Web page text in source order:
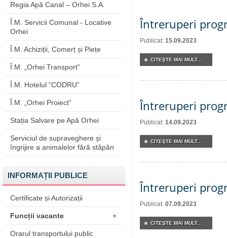
Regia Apă Canal – Orhei S.A.
Î.M. Servicii Comunal - Locative
Orhei
Î.M. Achiziții, Comerț și Piețe
Î.M. „Orhei Transport”
Î.M. Hotelul ”CODRU”
Î.M. „Orhei Proiect”
Stația Salvare pe Apă Orhei
Serviciul de supraveghere și
îngrijire a animalelor fără stăpân
INFORMAȚII PUBLICE
Certificate și Autorizații
Funcții vacante +
Orarul transportului public
Întreruperi
Publicat: 15.09.2023
CITEŞTE MAI MULT...
Întreruperi
Publicat: 14.09.2023
CITEŞTE MAI MULT...
Întreruperi
Publicat: 07.09.2023
CITEŞTE MAI MULT...